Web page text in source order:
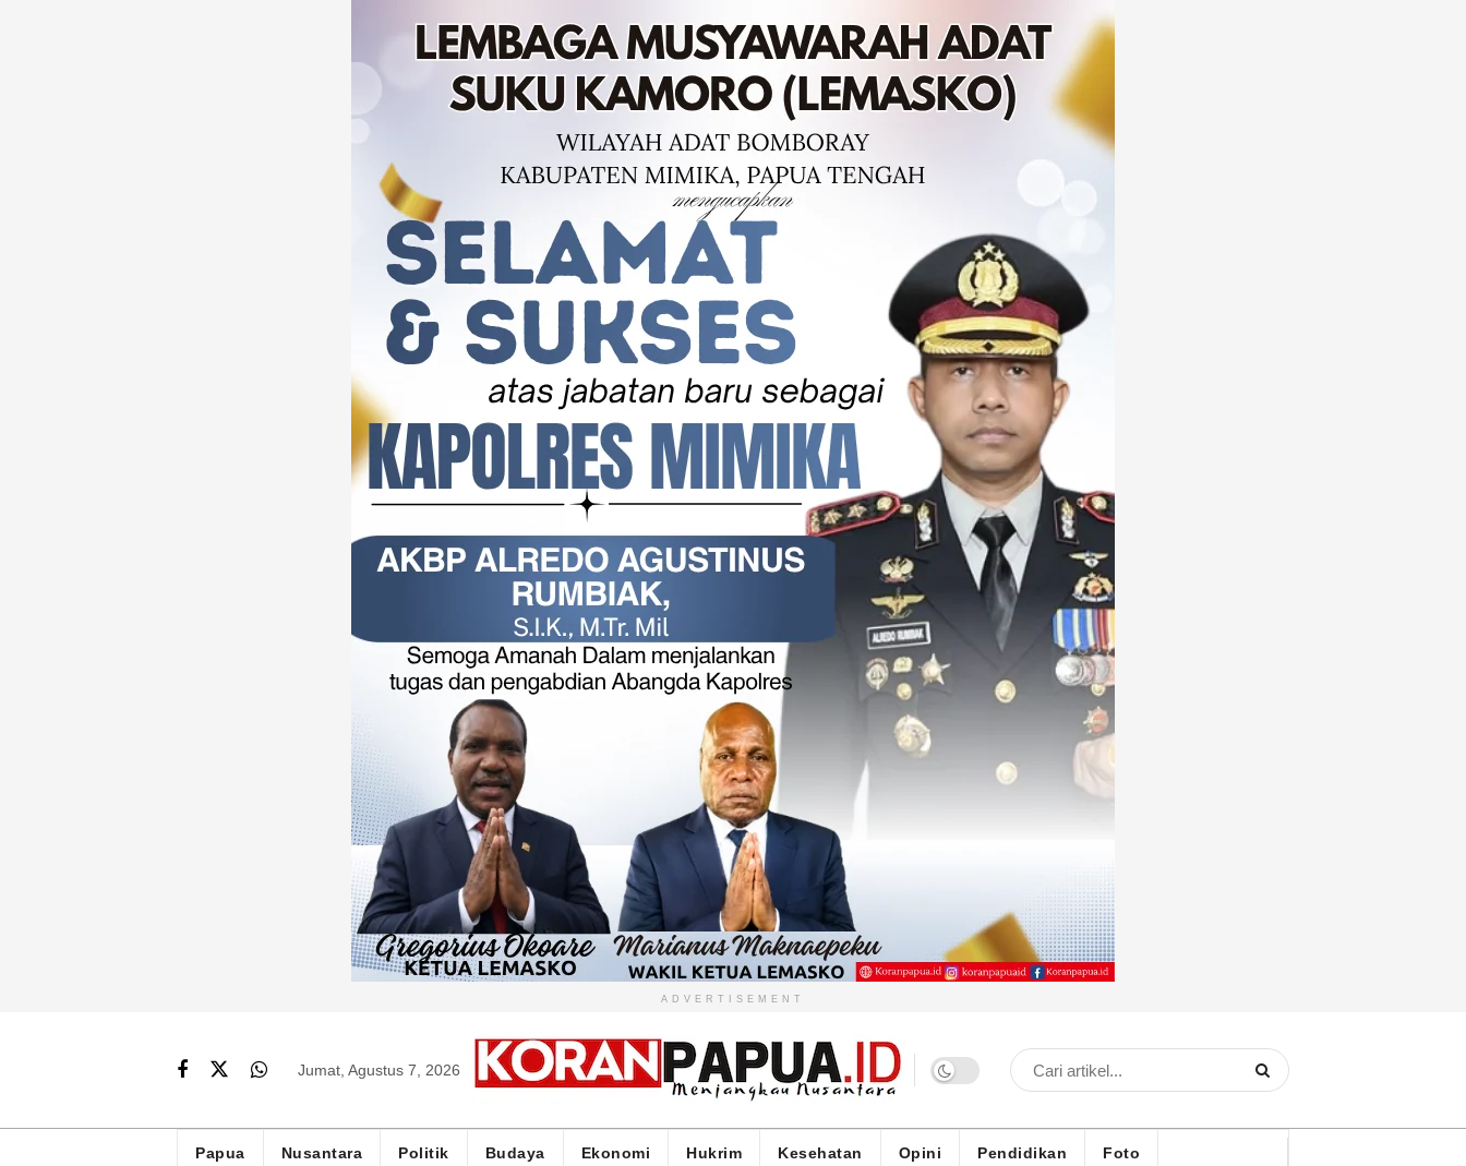
ADVERTISEMENT
Jumat, Agustus 7, 2026
Papua Nusantara Politik Budaya Ekonomi Hukrim Kesehatan Opini Pendidikan Foto